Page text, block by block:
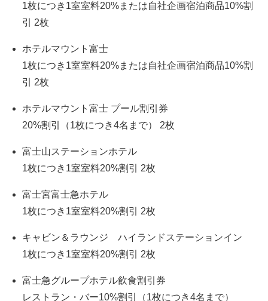
1枚につき1室室料20%または自社企画宿泊商品10%割
引 2枚
ホテルマウント富士
1枚につき1室室料20%または自社企画宿泊商品10%割
引 2枚
ホテルマウント富士 プール割引券
20%割引（1枚につき4名まで） 2枚
富士山ステーションホテル
1枚につき1室室料20%割引 2枚
富士宮富士急ホテル
1枚につき1室室料20%割引 2枚
キャビン＆ラウンジ ハイランドステーションイン
1枚につき1室室料20%割引 2枚
富士急グループホテル飲食割引券
レストラン・バー10%割引（1枚につき4名まで）